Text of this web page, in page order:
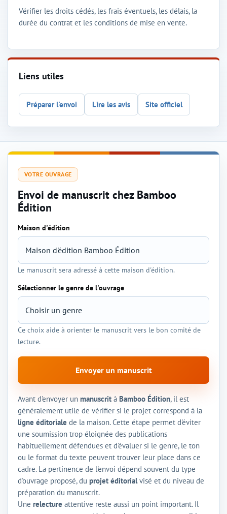
Vérifier les droits cédés, les frais éventuels, les délais, la
durée du contrat et les conditions de mise en vente.
Liens utiles
Préparer l'envoi Lire les avis Site officiel
VOTRE OUVRAGE
Envoi de manuscrit chez Bamboo
Édition
Sélection de l'éditeur et du genre
Maison d'édition
Le manuscrit sera adressé à cette maison d'édition.
Sélectionner le genre de l'ouvrage
Ce choix aide à orienter le manuscrit vers le bon comité de
lecture.
Envoyer un manuscrit
Avant d'envoyer un manuscrit à Bamboo Édition, il est
généralement utile de vérifier si le projet correspond à la
ligne éditoriale de la maison. Cette étape permet d'éviter
une soumission trop éloignée des publications
habituellement défendues et d'évaluer si le genre, le ton
ou le format du texte peuvent trouver leur place dans ce
cadre. La pertinence de l'envoi dépend souvent du type
d'ouvrage proposé, du projet éditorialvisé et du niveau de
préparation du manuscrit.
Une relecture attentive reste aussi un point important. Il